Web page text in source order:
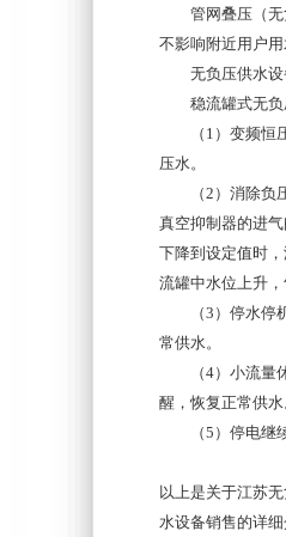
管网叠压（无负
不影响附近用户
无负压供水设备
稳流罐式无负压
（1）变频恒压
压水。
（2）消除负压
真空抑制器的进
下降到设定值时
流罐中水位上升
（3）停水停机
常供水。
（4）小流量休
醒，恢复正常供水
（5）停电继续
以上是关于江苏
水设备销售的详